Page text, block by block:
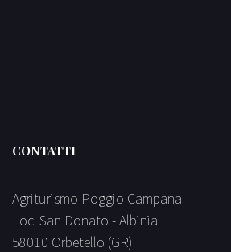
CONTATTI
Agriturismo Poggio Campana
Loc. San Donato - Albinia
58010 Orbetello (GR)